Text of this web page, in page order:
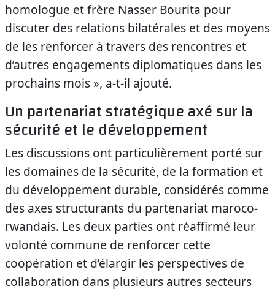
homologue et frère Nasser Bourita pour
discuter des relations bilatérales et des moyens
de les renforcer à travers des rencontres et
d’autres engagements diplomatiques dans les
prochains mois », a-t-il ajouté.
Un partenariat stratégique axé sur la
sécurité et le développement
Les discussions ont particulièrement porté sur
les domaines de la sécurité, de la formation et
du développement durable, considérés comme
des axes structurants du partenariat maroco-
rwandais. Les deux parties ont réaffirmé leur
volonté commune de renforcer cette
coopération et d’élargir les perspectives de
collaboration dans plusieurs autres secteurs